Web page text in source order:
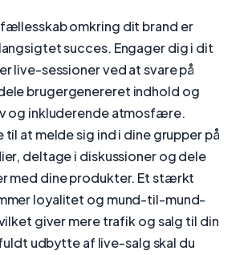
omkring dit brand er
succes. Engager dig i dit
live-sessioner ved at svare på
brugergenereret indhold og
og inkluderende atmosfære.
at melde sig ind i dine grupper på
deltage i diskussioner og dele
med dine produkter. Et stærkt
loyalitet og mund-til-mund-
giver mere trafik og salg til din
udbytte af live-salg skal du